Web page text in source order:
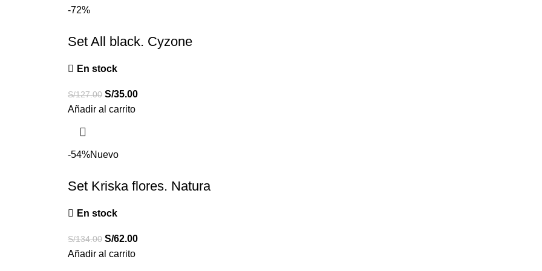
-72%
Set All black. Cyzone
En stock
S/127.00 S/35.00
Añadir al carrito
-54%Nuevo
Set Kriska flores. Natura
En stock
S/134.00 S/62.00
Añadir al carrito